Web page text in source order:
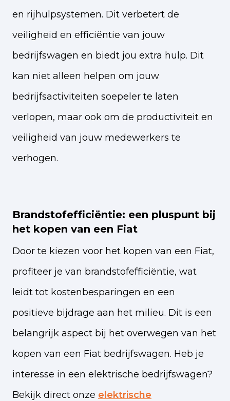
en rijhulpsystemen. Dit verbetert de
veiligheid en efficiëntie van jouw
bedrijfswagen en biedt jou extra hulp. Dit
kan niet alleen helpen om jouw
bedrijfsactiviteiten soepeler te laten
verlopen, maar ook om de productiviteit en
veiligheid van jouw medewerkers te
verhogen.
Brandstofefficiëntie: een pluspunt bij
het kopen van een Fiat
Door te kiezen voor het kopen van een Fiat,
profiteer je van brandstofefficiëntie, wat
leidt tot kostenbesparingen en een
positieve bijdrage aan het milieu. Dit is een
belangrijk aspect bij het overwegen van het
kopen van een Fiat bedrijfswagen. Heb je
interesse in een elektrische bedrijfswagen?
Bekijk direct onze elektrische